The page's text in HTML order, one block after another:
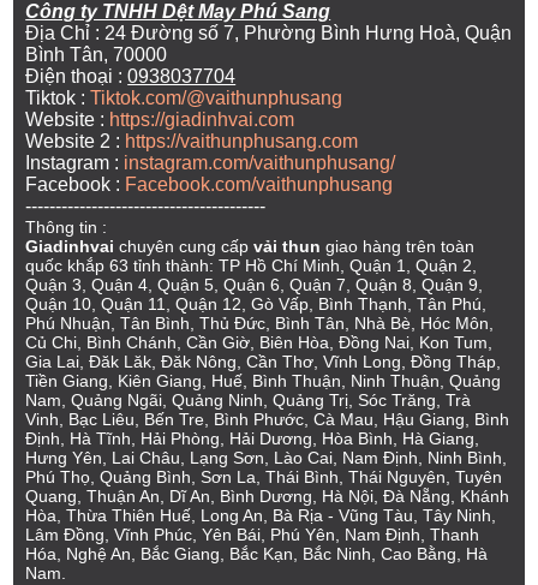
Công ty TNHH Dệt May Phú Sang
Địa Chỉ : 24 Đường số 7, Phường Bình Hưng Hoà, Quận
Bình Tân, 70000
Điện thoại :0938037704
Tiktok :Tiktok.com/@vaithunphusang
Website : https://giadinhvai.com
Website 2 : https://vaithunphusang.com
Instagram : instagram.com/vaithunphusang/
Facebook : Facebook.com/vaithunphusang
----------------------------------------
Thông tin :
Giadinhvai chuyên cung cấpvải thun giao hàng trên toàn
quốc khắp 63 tỉnh thành: TP Hồ Chí Minh, Quận 1, Quận 2,
Quận 3, Quận 4, Quận 5, Quận 6, Quận 7, Quận 8, Quận 9,
Quận 10, Quận 11, Quận 12, Gò Vấp, Bình Thạnh, Tân Phú,
Phú Nhuận, Tân Bình, Thủ Đức, Bình Tân, Nhà Bè, Hóc Môn,
Củ Chi, Bình Chánh, Cần Giờ, Biên Hòa, Đồng Nai, Kon Tum,
Gia Lai, Đăk Lăk, Đăk Nông, Cần Thơ, Vĩnh Long, Đồng Tháp,
Tiền Giang, Kiên Giang, Huế, Bình Thuận, Ninh Thuận, Quảng
Nam, Quảng Ngãi, Quảng Ninh, Quảng Trị, Sóc Trăng, Trà
Vinh, Bạc Liêu, Bến Tre, Bình Phước, Cà Mau, Hậu Giang, Bình
Định, Hà Tĩnh, Hải Phòng, Hải Dương, Hòa Bình, Hà Giang,
Hưng Yên, Lai Châu, Lạng Sơn, Lào Cai, Nam Định, Ninh Bình,
Phú Thọ, Quảng Bình, Sơn La, Thái Bình, Thái Nguyên, Tuyên
Quang, Thuận An, Dĩ An, Bình Dương, Hà Nội, Đà Nẵng, Khánh
Hòa, Thừa Thiên Huế, Long An, Bà Rịa - Vũng Tàu, Tây Ninh,
Lâm Đồng, Vĩnh Phúc, Yên Bái, Phú Yên, Nam Định, Thanh
Hóa, Nghệ An, Bắc Giang, Bắc Kạn, Bắc Ninh, Cao Bằng, Hà
Nam.